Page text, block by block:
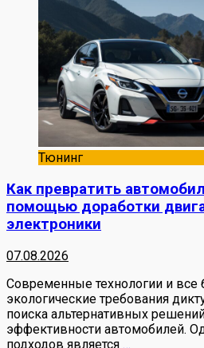
Тюнинг
Как превратить
помощью доработки
электроники
07.08.2026
Современные технологии и все
экологические требования
поиска альтернативных
эффективности автомобилей.
подходов является …